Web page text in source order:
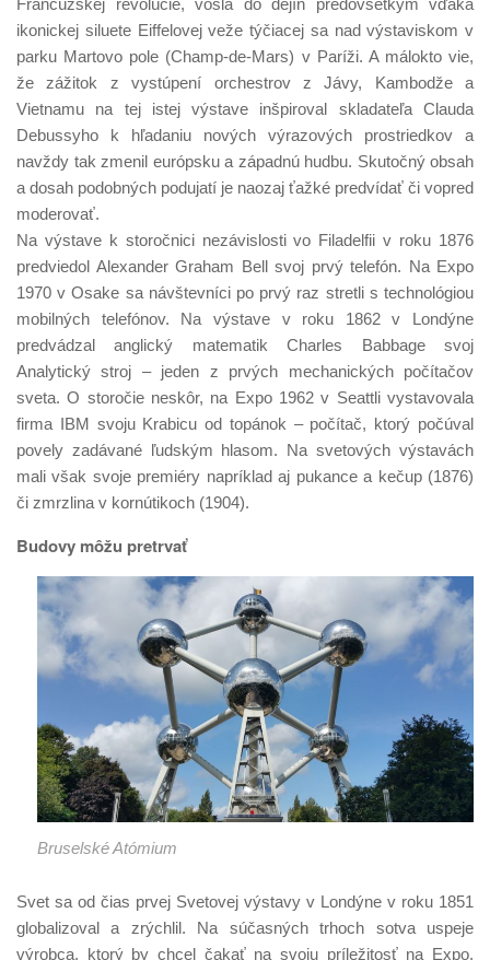
Francúzskej revolúcie, vošla do dejín predovšetkým vďaka
ikonickej siluete Eiffelovej veže týčiacej sa nad výstaviskom v
parku Martovo pole (Champ-de-Mars) v Paríži. A málokto vie,
že zážitok z vystúpení orchestrov z Jávy, Kambodže a
Vietnamu na tej istej výstave inšpiroval skladateľa Clauda
Debussyho k hľadaniu nových výrazových prostriedkov a
navždy tak zmenil európsku a západnú hudbu. Skutočný obsah
a dosah podobných podujatí je naozaj ťažké predvídať či vopred
moderovať.
Na výstave k storočnici nezávislosti vo Filadelfii v roku 1876
predviedol Alexander Graham Bell svoj prvý telefón. Na Expo
1970 v Osake sa návštevníci po prvý raz stretli s technológiou
mobilných telefónov. Na výstave v roku 1862 v Londýne
predvádzal anglický matematik Charles Babbage svoj
Analytický stroj – jeden z prvých mechanických počítačov
sveta. O storočie neskôr, na Expo 1962 v Seattli vystavovala
firma IBM svoju Krabicu od topánok – počítač, ktorý počúval
povely zadávané ľudským hlasom. Na svetových výstavách
mali však svoje premiéry napríklad aj pukance a kečup (1876)
či zmrzlina v kornútikoch (1904).
Budovy môžu pretrvať
Bruselské Atómium
Svet sa od čias prvej Svetovej výstavy v Londýne v roku 1851
globalizoval a zrýchlil. Na súčasných trhoch sotva uspeje
výrobca, ktorý by chcel čakať na svoju príležitosť na Expo.